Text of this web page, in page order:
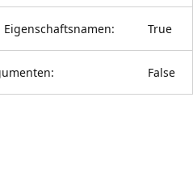
True
False